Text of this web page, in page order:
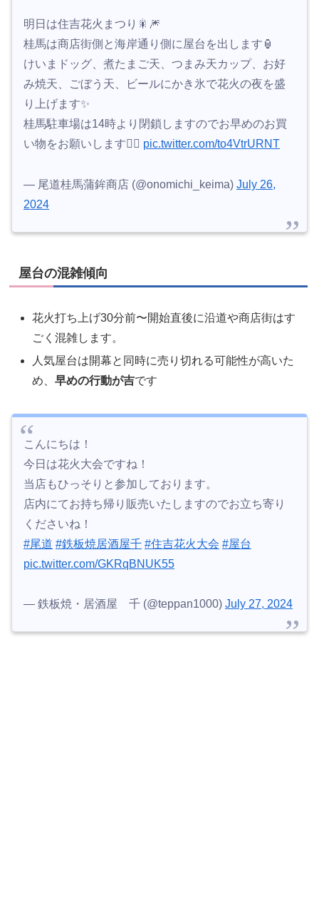
明日は住吉花火まつり🎇🎆
桂馬は商店街側と海岸通り側に屋台を出します🏮
けいまドッグ、煮たまご天、つまみ天カップ、お好
み焼天、ごぼう天、ビールにかき氷で花火の夜を盛
り上げます✨
桂馬駐車場は14時より閉鎖しますのでお早めのお買
い物をお願いします🙇‍♀️ pic.twitter.com/to4VtrURNT
— 尾道桂馬蒲鉾商店 (@onomichi_keima) July 26,
2024
屋台の混雑傾向
花火打ち上げ30分前〜開始直後に沿道や商店街はす
ごく混雑します。
人気屋台は開幕と同時に売り切れる可能性が高いた
め、早めの行動が吉です
こんにちは！
今日は花火大会ですね！
当店もひっそりと参加しております。
店内にてお持ち帰り販売いたしますのでお立ち寄り
くださいね！
#尾道 #鉄板焼居酒屋千 #住吉花火大会 #屋台
pic.twitter.com/GKRqBNUK55
— 鉄板焼・居酒屋 千 (@teppan1000) July 27, 2024